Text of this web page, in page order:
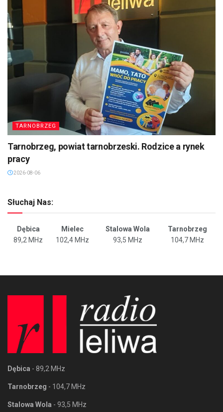
TARNOBRZEG
Tarnobrzeg, powiat tarnobrzeski. Rodzice a rynek
pracy
2026-08-06
Słuchaj Nas:
Dębica Mielec Stalowa Wola
Tarnobrzeg
89,2 MHz
102,4 MHz 93,5 MHz 104,7 MHz
Dębica - 89,2 MHz
Tarnobrzeg - 104,7 MHz
Stalowa Wola - 93,5 MHz